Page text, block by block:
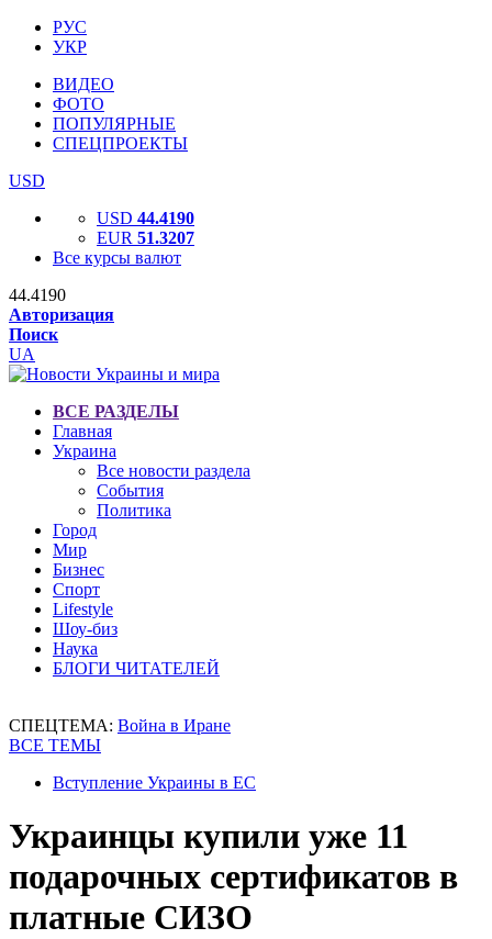
РУС
УКР
ВИДЕО
ФОТО
ПОПУЛЯРНЫЕ
СПЕЦПРОЕКТЫ
USD
USD 44.4190
EUR 51.3207
Все курсы валют
44.4190
Авторизация
Поиск
UA
ВСЕ РАЗДЕЛЫ
Главная
Украина
Все новости раздела
События
Политика
Город
Мир
Бизнес
Спорт
Lifestyle
Шоу-биз
Наука
БЛОГИ ЧИТАТЕЛЕЙ
СПЕЦТЕМА: Война в Иране
ВСЕ ТЕМЫ
Вступление Украины в ЕС
Украинцы купили уже 11
подарочных сертификатов в
платные СИЗО